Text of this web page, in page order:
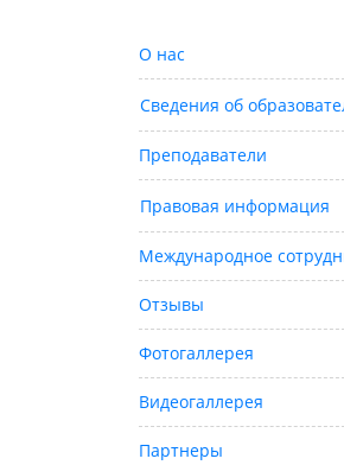
О нас
Сведения об
Преподаватели
Правовая информация
Международное
Отзывы
Фотогаллерея
Видеогаллерея
Партнеры